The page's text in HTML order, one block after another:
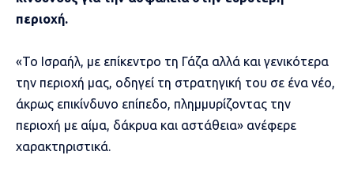
περιοχή.
«Το Ισραήλ, με επίκεντρο τη Γάζα αλλά και γενικότερα
την περιοχή μας, οδηγεί τη στρατηγική του σε ένα νέο,
άκρως επικίνδυνο επίπεδο, πλημμυρίζοντας την
περιοχή με αίμα, δάκρυα και αστάθεια» ανέφερε
χαρακτηριστικά.